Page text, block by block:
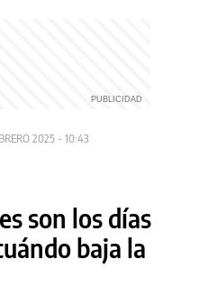
2025 - 10:43
son los días
baja la